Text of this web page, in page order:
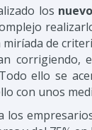
los
de
corrigiendo,
ello se
con unos
los